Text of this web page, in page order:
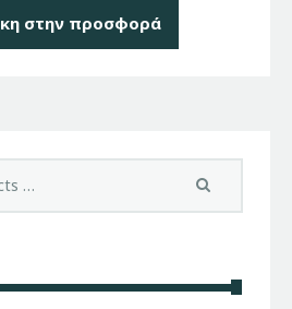
στην προσφορά